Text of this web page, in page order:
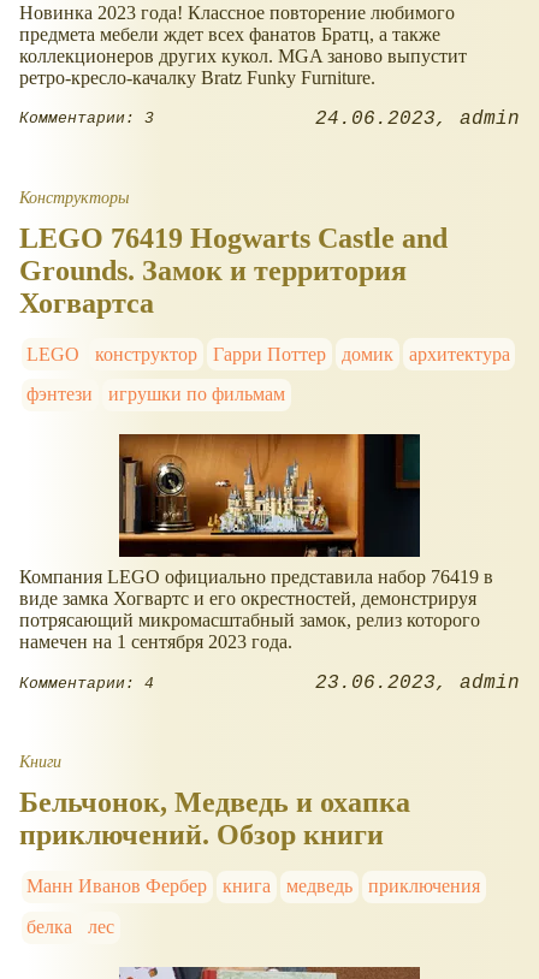
Новинка 2023 года! Классное повторение любимого
предмета мебели ждет всех фанатов Братц, а также
коллекционеров других кукол. MGA заново выпустит
ретро-кресло-качалку Bratz Funky Furniture.
Комментарии: 3 24.06.2023 admin
Конструкторы
LEGO 76419 Hogwarts Castle and
Grounds. Замок и территория
Хогвартса
LEGO конструктор Гарри Поттер домик
архитектура
фэнтези
игрушки по фильмам
Компания LEGO официально представила набор 76419 в
виде замка Хогвартс и его окрестностей, демонстрируя
потрясающий микромасштабный замок, релиз которого
намечен на 1 сентября 2023 года.
Комментарии: 4 23.06.2023 admin
Книги
Бельчонок, Медведь и охапка
приключений. Обзор книги
Манн Иванов Фербер книга медведь
приключения
белка
лес